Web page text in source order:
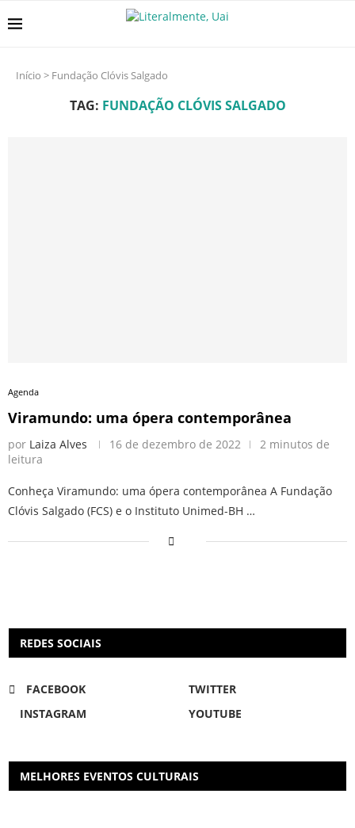
Início > Fundação Clóvis Salgado
TAG: FUNDAÇÃO CLÓVIS SALGADO
Agenda
Viramundo: uma ópera contemporânea
por Laiza Alves 16 de dezembro de 2022
2 minutos de
leitura
Conheça Viramundo: uma ópera contemporânea A Fundação
Clóvis Salgado (FCS) e o Instituto Unimed-BH …
REDES SOCIAIS
FACEBOOK
TWITTER
INSTAGRAM
YOUTUBE
MELHORES EVENTOS CULTURAIS